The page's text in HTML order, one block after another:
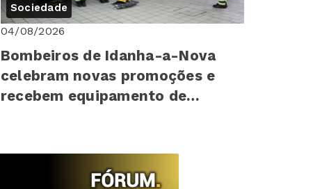
Sociedade
04/08/2026
Bombeiros de Idanha-a-Nova
celebram novas promoções e
recebem equipamento de